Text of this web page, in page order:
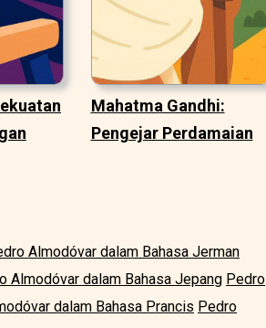
Mahatma Gandhi:
Pengejar Perdamaian
Almodóvar dalam Bahasa Jerman
Almodóvar dalam Bahasa Jepang Pedro
dalam Bahasa Prancis Pedro